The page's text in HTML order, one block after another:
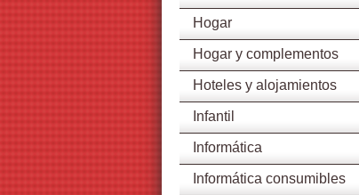
Hogar
Hogar y complementos
Hoteles y alojamientos
Infantil
Informática
Informática consumibles